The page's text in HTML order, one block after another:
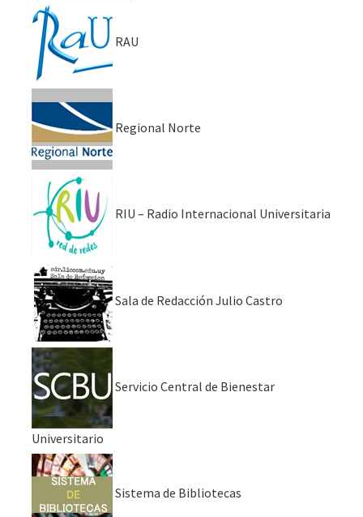
RAU
Regional Norte
RIU – Radio Internacional Universitaria
Sala de Redacción Julio Castro
Servicio Central de Bienestar
Universitario
Sistema de Bibliotecas